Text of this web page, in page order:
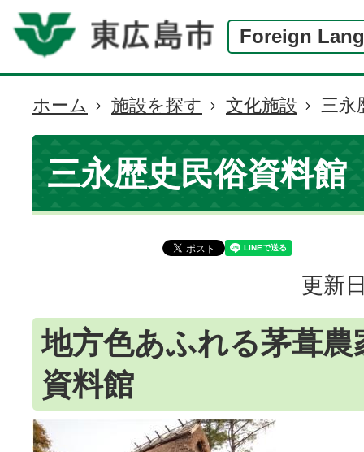
Foreign
現
在
の
位
置
ホーム 施設を探す 文化施設 三永
三永歴史民俗資料館
更新
地方色あふれる茅葺
資料館